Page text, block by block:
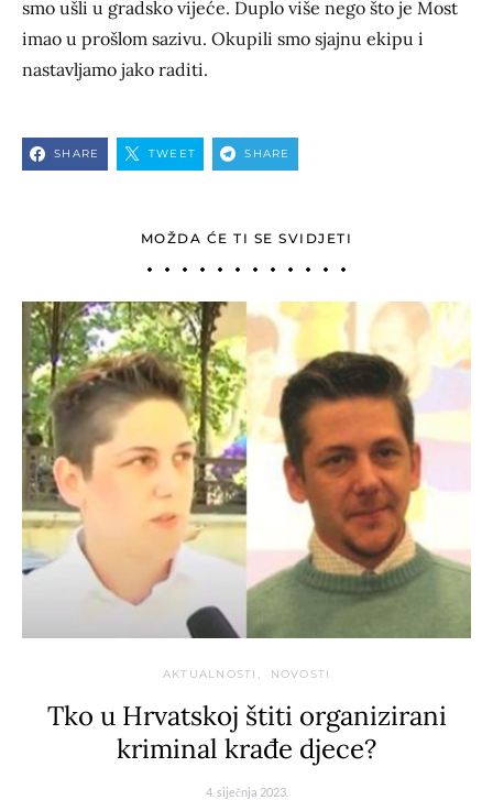
smo ušli u gradsko vijeće. Duplo više nego što je Most
imao u prošlom sazivu. Okupili smo sjajnu ekipu i
nastavljamo jako raditi.
SHARE TWEET SHARE
MOŽDA ĆE TI SE SVIDJETI
AKTUALNOSTI NOVOSTI
Tko u Hrvatskoj štiti organizirani
kriminal krađe djece?
4. siječnja 2023.